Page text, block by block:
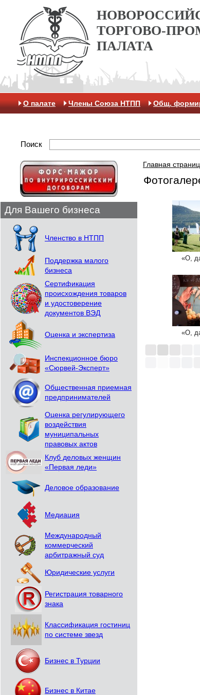
ТОРГОВО-
ПАЛАТА
О палате Члены Союза НТПП Общ.
Поиск
Для Вашего бизнеса
Членство в НТПП
Поддержка малого
бизнеса
Сертификация
происхождения товаров
и удостоверение
документов ВЭД
Оценка и экспертиза
Инспекционное бюро
«Сюрвей-Эксперт»
Общественная приемная
предпринимателей
Оценка регулирующего
воздействия
муниципальных
правовых актов
Клуб деловых женщин
«Первая леди»
Деловое образование
Медиация
Международный
коммерческий
арбитражный суд
Юридические услуги
Регистрация товарного
знака
Классификация гостиниц
по системе звезд
Бизнес в Турции
Бизнес в Китае
Главная
«О,
«О,